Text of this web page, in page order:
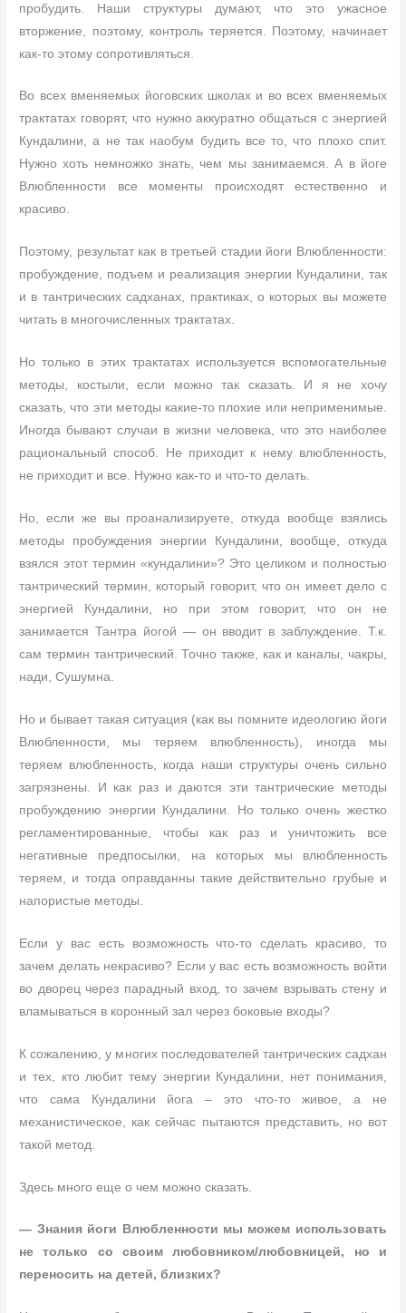
пробудить. Наши структуры думают, что это ужасное
вторжение, поэтому, контроль теряется. Поэтому, начинает
как-то этому сопротивляться.
Во всех вменяемых йоговских школах и во всех вменяемых
трактатах говорят, что нужно аккуратно общаться с энергией
Кундалини, а не так наобум будить все то, что плохо спит.
Нужно хоть немножко знать, чем мы занимаемся. А в йоге
Влюбленности все моменты происходят естественно и
красиво.
Поэтому, результат как в третьей стадии йоги Влюбленности:
пробуждение, подъем и реализация энергии Кундалини, так
и в тантрических садханах, практиках, о которых вы можете
читать в многочисленных трактатах.
Но только в этих трактатах используется вспомогательные
методы, костыли, если можно так сказать. И я не хочу
сказать, что эти методы какие-то плохие или неприменимые.
Иногда бывают случаи в жизни человека, что это наиболее
рациональный способ. Не приходит к нему влюбленность,
не приходит и все. Нужно как-то и что-то делать.
Но, если же вы проанализируете, откуда вообще взялись
методы пробуждения энергии Кундалини, вообще, откуда
взялся этот термин «кундалини»? Это целиком и полностью
тантрический термин, который говорит, что он имеет дело с
энергией Кундалини, но при этом говорит, что он не
занимается Тантра йогой — он вводит в заблуждение. Т.к.
сам термин тантрический. Точно также, как и каналы, чакры,
нади, Сушумна.
Но и бывает такая ситуация (как вы помните идеологию йоги
Влюбленности, мы теряем влюбленность), иногда мы
теряем влюбленность, когда наши структуры очень сильно
загрязнены. И как раз и даются эти тантрические методы
пробуждению энергии Кундалини. Но только очень жестко
регламентированные, чтобы как раз и уничтожить все
негативные предпосылки, на которых мы влюбленность
теряем, и тогда оправданны такие действительно грубые и
напористые методы.
Если у вас есть возможность что-то сделать красиво, то
зачем делать некрасиво? Если у вас есть возможность войти
во дворец через парадный вход, то зачем взрывать стену и
вламываться в коронный зал через боковые входы?
К сожалению, у многих последователей тантрических садхан
и тех, кто любит тему энергии Кундалини, нет понимания,
что сама Кундалини йога – это что-то живое, а не
механистическое, как сейчас пытаются представить, но вот
такой метод.
Здесь много еще о чем можно сказать.
— Знания йоги Влюбленности мы можем использовать
не только со своим любовником/любовницей, но и
переносить на детей, близких?